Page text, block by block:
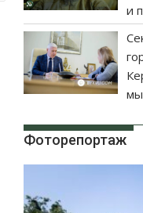
и
Фоторепортаж